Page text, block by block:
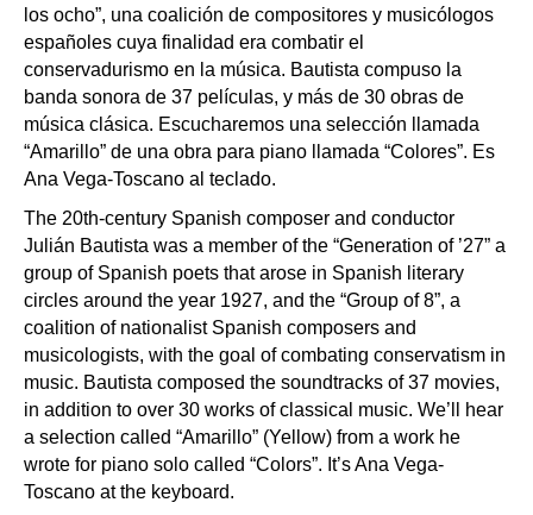
los ocho”, una coalición de compositores y musicólogos
españoles cuya finalidad era combatir el
conservadurismo en la música. Bautista compuso la
banda sonora de 37 películas, y más de 30 obras de
música clásica. Escucharemos una selección llamada
“Amarillo” de una obra para piano llamada “Colores”. Es
Ana Vega-Toscano al teclado.
The 20th-century Spanish composer and conductor
Julián Bautista was a member of the “Generation of ’27” a
group of Spanish poets that arose in Spanish literary
circles around the year 1927, and the “Group of 8”, a
coalition of nationalist Spanish composers and
musicologists, with the goal of combating conservatism in
music. Bautista composed the soundtracks of 37 movies,
in addition to over 30 works of classical music. We’ll hear
a selection called “Amarillo” (Yellow) from a work he
wrote for piano solo called “Colors”. It’s Ana Vega-
Toscano at the keyboard.